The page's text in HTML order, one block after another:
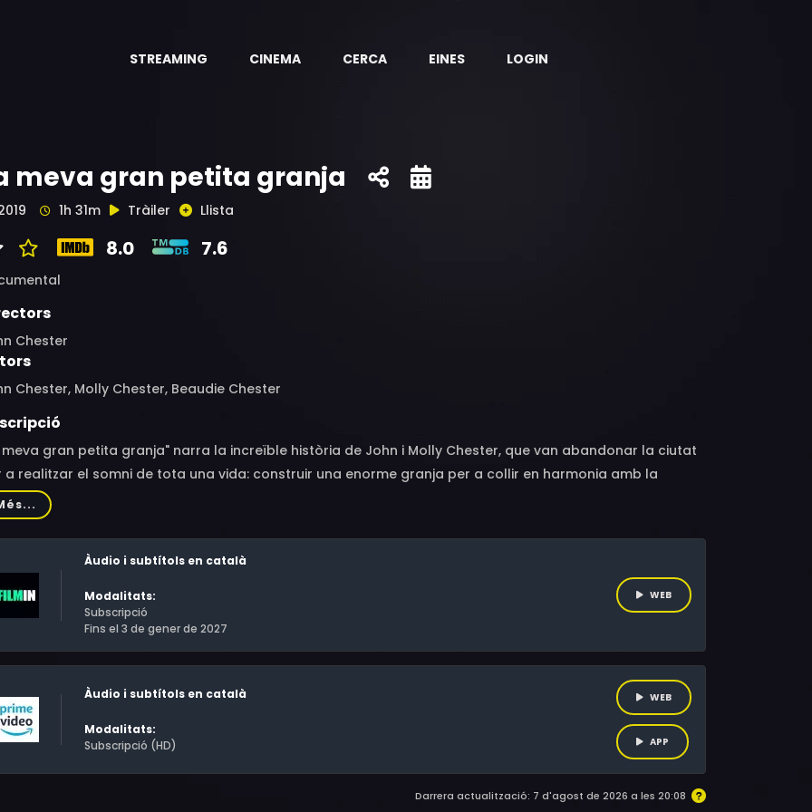
STREAMING CINEMA CERCA EINES LOGIN
meva gran petita granja
1h 31m Tràiler Llista
8.0 7.6
Chester
Chester, Molly Chester, Beaudie Chester
meva gran petita granja" narra la increïble història de John i Molly Chester, que van abandonar la ciutat
a realitzar el somni de tota una vida: construir una enorme granja per a collir en harmonia amb la
Amb una fotografia impressionant, animals captivadors i un missatge universal, "La meva gran
granja" ens brinda un pla per a una vida millor i un planeta més saludable.
Àudio i subtítols en català
Modalitats:
Subscripció
Fins el 3 de gener de 2027
WEB
Àudio i subtítols en català
Modalitats:
Subscripció (HD)
WEB
APP
Darrera actualització: 7 d'agost de 2026 a les 20:08